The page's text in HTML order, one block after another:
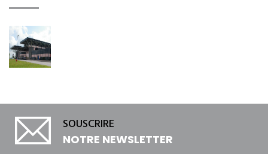
SOUSCRIRE
NOTRE NEWSLETTER